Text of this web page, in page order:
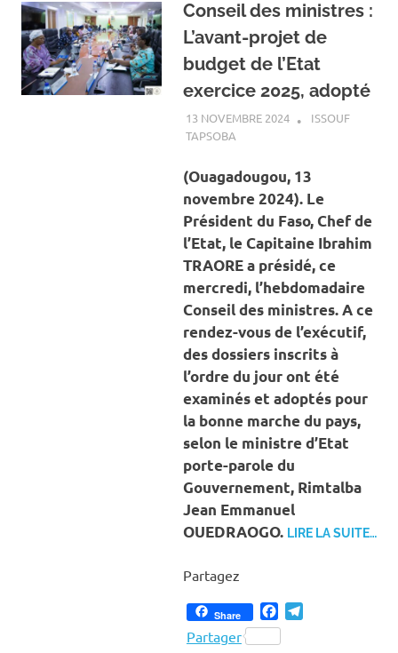
Conseil des ministres :
L’avant-projet de
budget de l’Etat
exercice 2025, adopté
13 NOVEMBRE 2024
ISSOUF
TAPSOBA
ECONOMIE
(Ouagadougou, 13
novembre 2024). Le
Président du Faso, Chef de
l’Etat, le Capitaine Ibrahim
TRAORE a présidé, ce
mercredi, l’hebdomadaire
Conseil des ministres. A ce
rendez-vous de l’exécutif,
des dossiers inscrits à
l’ordre du jour ont été
examinés et adoptés pour
la bonne marche du pays,
selon le ministre d’Etat
porte-parole du
Gouvernement, Rimtalba
Jean Emmanuel
OUEDRAOGO. LIRE LA SUITE…
Partagez
Share Facebook
Partager